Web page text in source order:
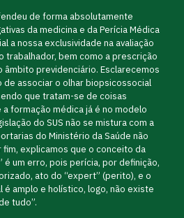
de forma absolutamente
da medicina e da Perícia Médica
a nossa exclusividade na avaliação
trabalhador, bem como a prescrição
previdenciário. Esclarecemos
de associar o olhar biopsicossocial
que tratam-se de coisas
formação médica já é no modelo
do SUS não se mistura com a
do Ministério da Saúde não
explicamos que o conceito da
é um erro, pois perícia, por definição,
ato do “expert” (perito), e o
amplo e holístico, logo, não existe
tudo”.